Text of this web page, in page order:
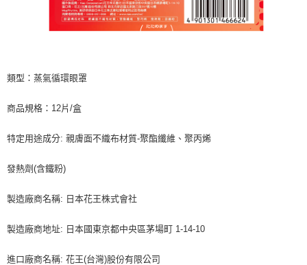
類型：蒸氣循環眼罩
商品規格：12片/盒
特定用途成分: 親膚面不織布材質-聚酯纖維、聚丙烯
發熱劑(含鐵粉)
製造廠商名稱: 日本花王株式會社
製造廠商地址: 日本國東京都中央區茅場町 1-14-10
進口廠商名稱: 花王(台灣)股份有限公司